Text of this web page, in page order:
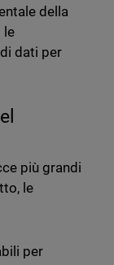
della
le
dati per
più grandi
le
per